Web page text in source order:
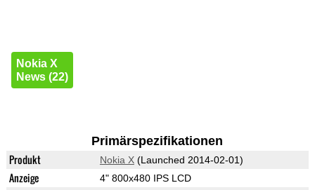
Nokia X
News (22)
Primärspezifikationen
Produkt Nokia X(Launched 2014-02-01)
Anzeige 4" 800x480 IPS LCD